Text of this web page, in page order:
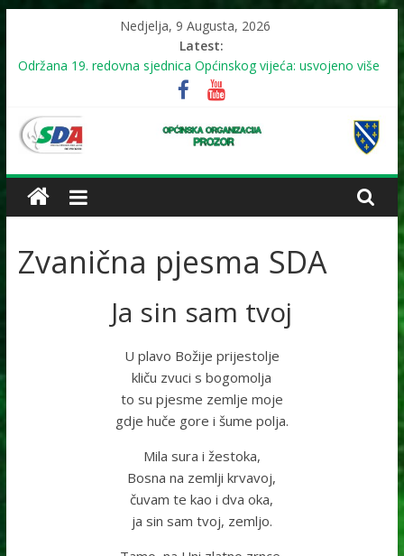
content
Nedjelja, 9 Augusta, 2026
Latest:
Održana 19. redovna sjednica Općinskog vijeća: usvojeno više
odluka, mještani juga upozorili na problem reorganizacije
NAJAVA: U subotu (11.7.2026.) mirna šetnja u znak sjećanja na
genocid u Srebrenici
Održana 18. redovna sjednica Općinskog vijeća
NAJAVA: 18. sjednica Općinskog vijeća
OO
SDA
Prozor
Zvanična pjesma SDA
Ja sin sam tvoj
U plavo Božije prijestolje
kliču zvuci s bogomolja
to su pjesme zemlje moje
gdje huče gore i šume polja.
Mila sura i žestoka,
Bosna na zemlji krvavoj,
čuvam te kao i dva oka,
ja sin sam tvoj, zemljo.